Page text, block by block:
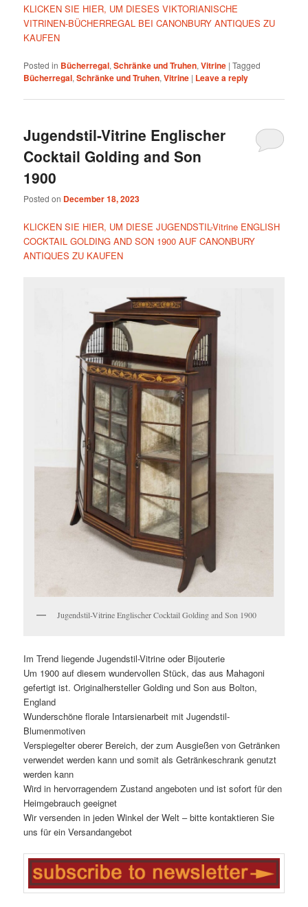
KLICKEN SIE HIER, UM DIESES VIKTORIANISCHE
VITRINEN-BÜCHERREGAL BEI CANONBURY ANTIQUES ZU
KAUFEN
Posted in Bücherregal,Schränke und Truhen,Vitrine |Tagged
Bücherregal,Schränke und Truhen,Vitrine | Leave a reply
Jugendstil-Vitrine Englischer
Cocktail Golding and Son
1900
Posted on December 18, 2023
KLICKEN SIE HIER, UM DIESE JUGENDSTIL-Vitrine ENGLISH
COCKTAIL GOLDING AND SON 1900 AUF CANONBURY
ANTIQUES ZU KAUFEN
Jugendstil-Vitrine Englischer Cocktail Golding and Son 1900
Im Trend liegende Jugendstil-Vitrine oder Bijouterie
Um 1900 auf diesem wundervollen Stück, das aus Mahagoni
gefertigt ist. Originalhersteller Golding und Son aus Bolton,
England
Wunderschöne florale Intarsienarbeit mit Jugendstil-
Blumenmotiven
Verspiegelter oberer Bereich, der zum Ausgießen von Getränken
verwendet werden kann und somit als Getränkeschrank genutzt
werden kann
Wird in hervorragendem Zustand angeboten und ist sofort für den
Heimgebrauch geeignet
Wir versenden in jeden Winkel der Welt – bitte kontaktieren Sie
uns für ein Versandangebot